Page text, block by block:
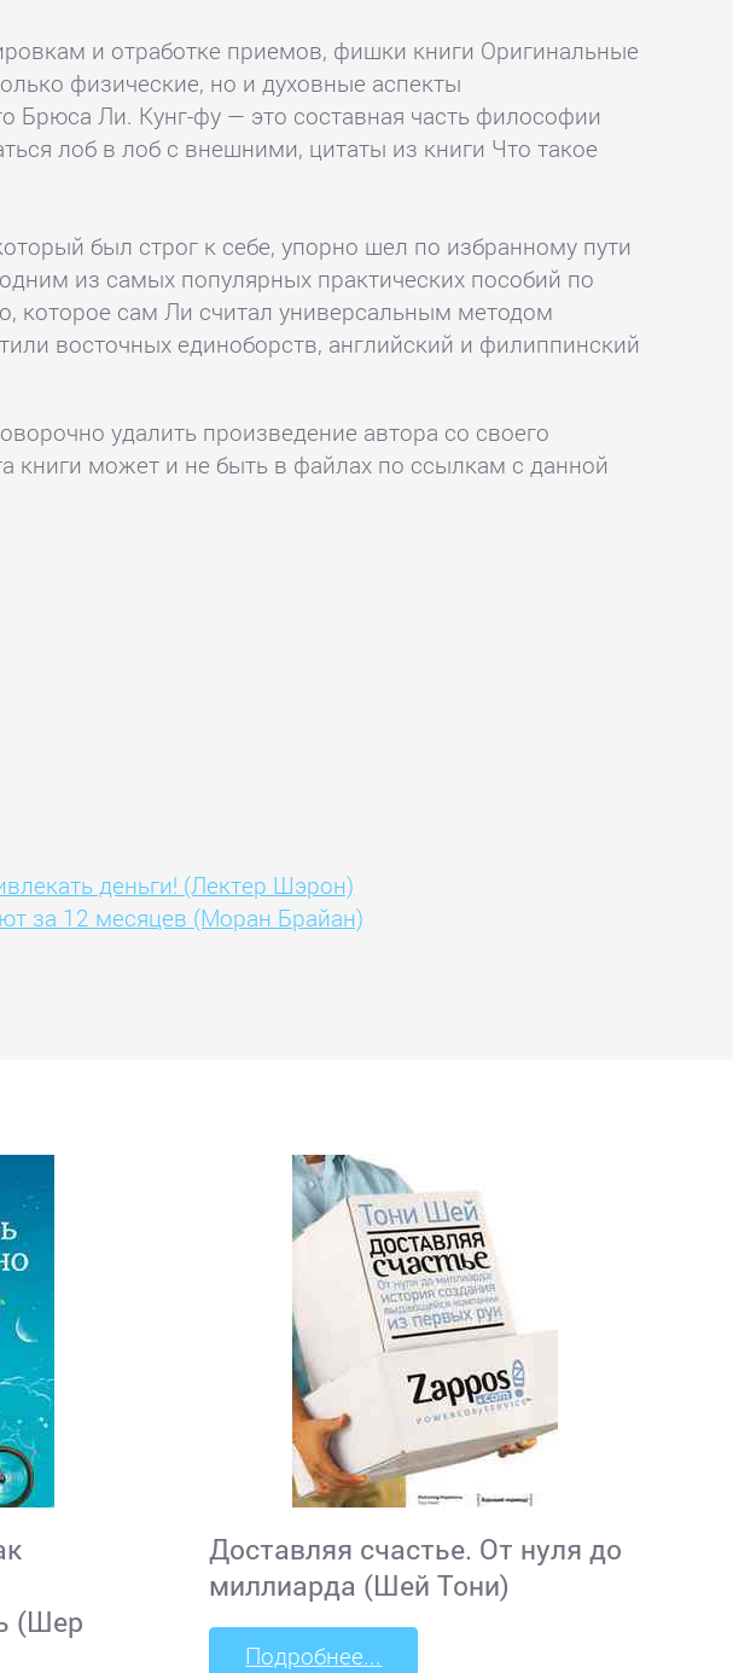
и отработке приемов, фишки книги Оригинальные
физические, но и духовные аспекты
Брюса Ли. Кунг-фу — это составная часть философии
лоб в лоб с внешними, цитаты из книги Что такое
был строг к себе, упорно шел по избранному пути
из самых популярных практических пособий по
которое сам Ли считал универсальным методом
восточных единоборств, английский и филиппинский
удалить произведение автора со своего
книги может и не быть в файлах по ссылкам с данной
деньги! (Лектер Шэрон)
за 12 месяцев (Моран Брайан)
(Шер
Доставляя счастье. От нуля до
миллиарда (Шей Тони)
Подробнее...